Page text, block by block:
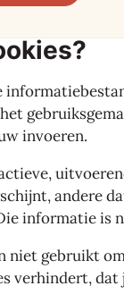
invoeren.
andere
informatie is
niet gebruikt
verhindert,